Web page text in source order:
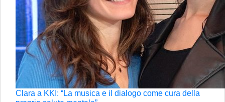
Clara a KKI: “La musica e il dialogo come cura della